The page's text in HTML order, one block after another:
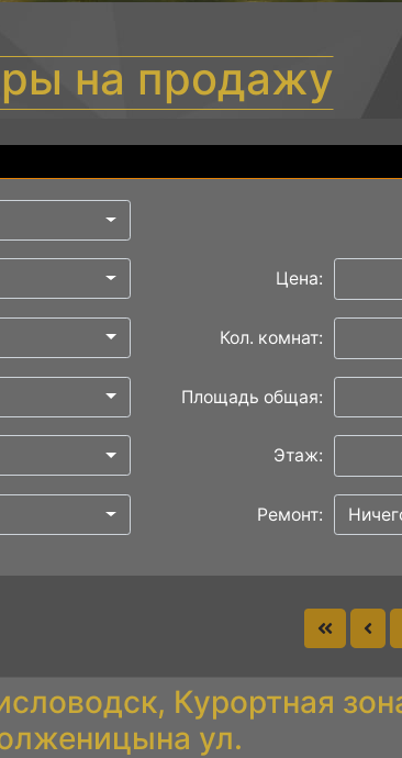
на продажу
Цена:
Кол. комнат:
Площадь общая:
Этаж:
Ремонт:
Курортная
ул.